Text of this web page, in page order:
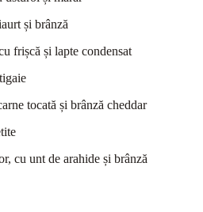
și brânză
frișcă și lapte condensat
tocată și brânză cheddar
cu unt de arahide și brânză